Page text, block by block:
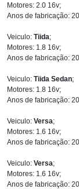
Motores: 2.0 16v;
Anos de fabricação:
Veiculo: Tiida;
Motores: 1.8 16v;
Anos de fabricação:
Veiculo: Tiida Sedan;
Motores: 1.8 16v;
Anos de fabricação:
Veiculo: Versa;
Motores: 1.6 16v;
Anos de fabricação:
Veiculo: Versa;
Motores: 1.6 16v;
Anos de fabricação: